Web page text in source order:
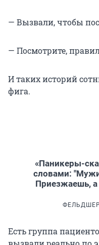
— Вызвали, чтобы
— Посмотрите,
И таких историй
фига.
«Паникеры-
словами:
Приезжаешь, а
Есть группа